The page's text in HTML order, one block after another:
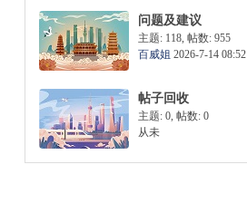
问题及建议
主题: 118, 帖数: 955
百威姐 2026-7-14 08:52
帖子回收
主题: 0, 帖数: 0
从未